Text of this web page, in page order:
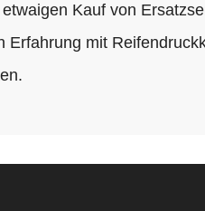
Kauf von
Erfahrung mit